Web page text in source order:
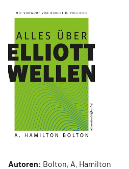
Autoren: Bolton, A. Hamilton